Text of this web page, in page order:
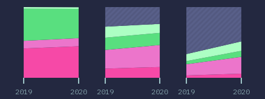
2019 2020 2019 2020 2019 2020